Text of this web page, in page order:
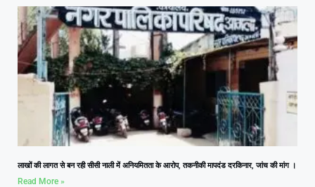
लाखों की लागत से बन रही सीसी नाली में अनियमितता के आरोप, तकनीकी मापदंड दरकिनार, जांच की मांग ।
Read More »